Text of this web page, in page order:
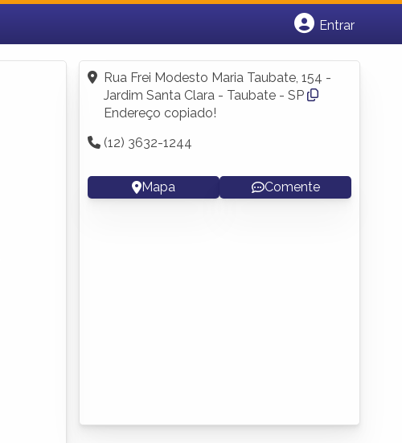
Entrar
Fazer login
Criar conta
Rua Frei Modesto Maria Taubate, 154 -
Jardim Santa Clara - Taubate - SP
Endereço copiado!
(12) 3632-1244
Mapa Comente